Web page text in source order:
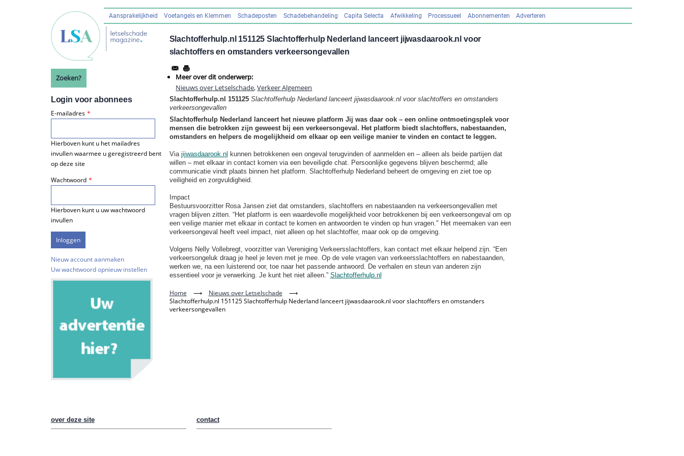
Hoofdnavigatie
Aansprakelijkheid Voetangels en Klemmen Schadeposten Schadebehandeling Capita Selecta Afwikkeling Processueel Abonnementen Adverteren
Slachtofferhulp.nl 151125 Slachtofferhulp Nederland lanceert jijwasdaarook.nl voor
slachtoffers en omstanders verkeersongevallen
Meer over dit onderwerp:
Nieuws over Letselschade,Verkeer Algemeen
Slachtofferhulp.nl 151125 Slachtofferhulp Nederland lanceert jijwasdaarook.nl voor slachtoffers en omstanders
verkeersongevallen
Slachtofferhulp Nederland lanceert het nieuwe platform Jij was daar ook – een online ontmoetingsplek voor
mensen die betrokken zijn geweest bij een verkeersongeval. Het platform biedt slachtoffers, nabestaanden,
omstanders en helpers de mogelijkheid om elkaar op een veilige manier te vinden en contact te leggen.
Via jijwasdaarook.nl kunnen betrokkenen een ongeval terugvinden of aanmelden en – alleen als beide partijen dat
willen – met elkaar in contact komen via een beveiligde chat. Persoonlijke gegevens blijven beschermd; alle
communicatie vindt plaats binnen het platform. Slachtofferhulp Nederland beheert de omgeving en ziet toe op
veiligheid en zorgvuldigheid.
Impact
Bestuursvoorzitter Rosa Jansen ziet dat omstanders, slachtoffers en nabestaanden na verkeersongevallen met
vragen blijven zitten. “Het platform is een waardevolle mogelijkheid voor betrokkenen bij een verkeersongeval om op
een veilige manier met elkaar in contact te komen en antwoorden te vinden op hun vragen." Het meemaken van een
verkeersongeval heeft veel impact, niet alleen op het slachtoffer, maar ook op de omgeving.
Volgens Nelly Vollebregt, voorzitter van Vereniging Verkeersslachtoffers, kan contact met elkaar helpend zijn. “Een
verkeersongeluk draag je heel je leven met je mee. Op de vele vragen van verkeersslachtoffers en nabestaanden,
werken we, na een luisterend oor, toe naar het passende antwoord. De verhalen en steun van anderen zijn
essentieel voor je verwerking. Je kunt het niet alleen.” Slachtofferhulp.nl
Home ⟶ Nieuws over Letselschade
⟶
Slachtofferhulp.nl 151125 Slachtofferhulp Nederland lanceert jijwasdaarook.nl voor slachtoffers en omstanders
verkeersongevallen
Zoeken?
Login voor abonnees
E-mailadres
Hierboven kunt u het mailadres
invullen waarmee u geregistreerd bent
op deze site
Wachtwoord
Hierboven kunt u uw wachtwoord
invullen
Nieuw account aanmaken
Uw wachtwoord opnieuw instellen
over deze site contact